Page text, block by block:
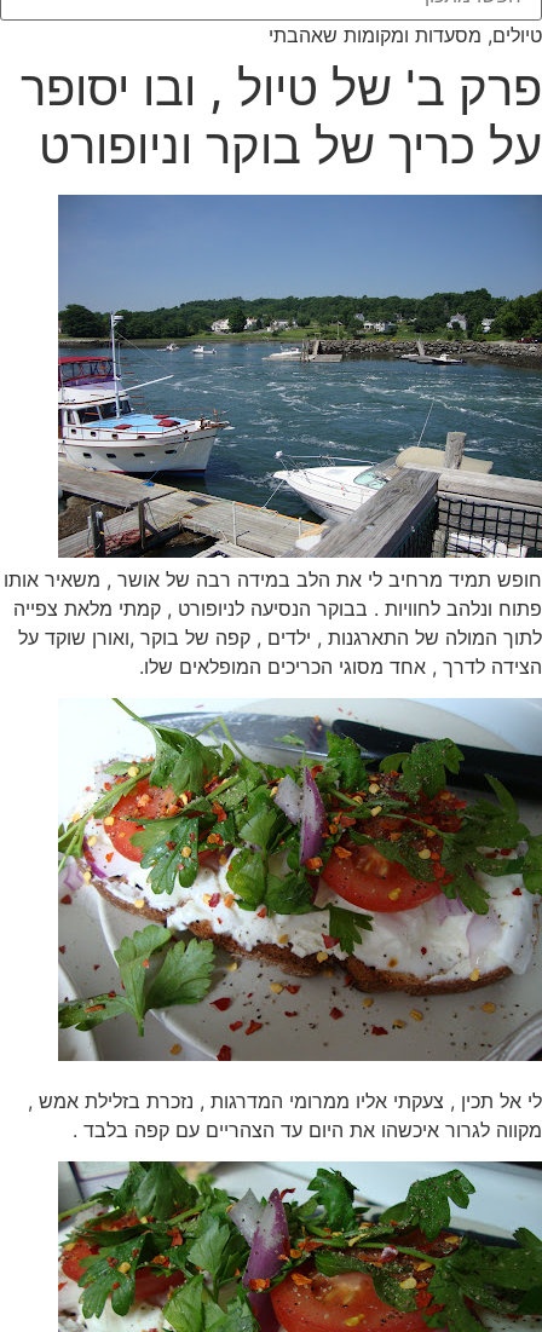
טיולים, מסעדות ומקומות שאהבתי
פרק ב' של טיול , ובו יסופר
על כריך של בוקר וניופורט
חופש תמיד מרחיב לי את הלב במידה רבה של אושר , משאיר אותו
פתוח ונלהב לחוויות . בבוקר הנסיעה לניופורט , קמתי מלאת צפייה
לתוך המולה של התארגנות , ילדים , קפה של בוקר ,ואורן שוקד על
הצידה לדרך , אחד מסוגי הכריכים המופלאים שלו.
לי אל תכין , צעקתי אליו ממרומי המדרגות , נזכרת בזלילת אמש ,
מקווה לגרור איכשהו את היום עד הצהריים עם קפה בלבד .